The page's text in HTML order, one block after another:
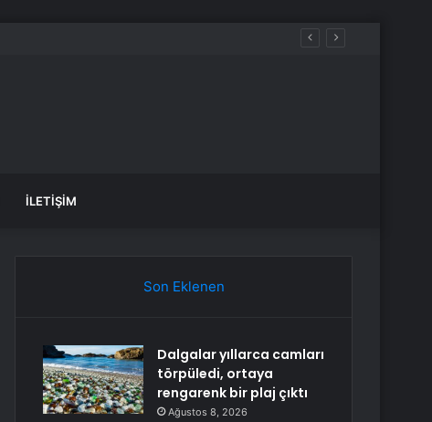
İLETIŞIM
Son Eklenen
Dalgalar yıllarca camları
törpüledi, ortaya
rengarenk bir plaj çıktı
Ağustos 8, 2026